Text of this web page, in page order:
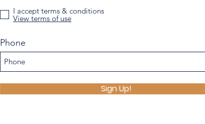
I accept terms & conditions
View terms of use
Phone
Sign Up!